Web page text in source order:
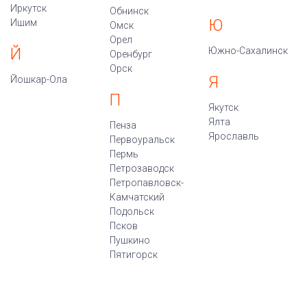
Иркутск
Ишим
Й
Йошкар-Ола
Обнинск
Омск
Орел
Оренбург
Орск
П
Пенза
Первоуральск
Пермь
Петрозаводск
Петропавловск-
Камчатский
Подольск
Псков
Пушкино
Пятигорск
Ю
Южно-Сахалинск
Я
Якутск
Ялта
Ярославль